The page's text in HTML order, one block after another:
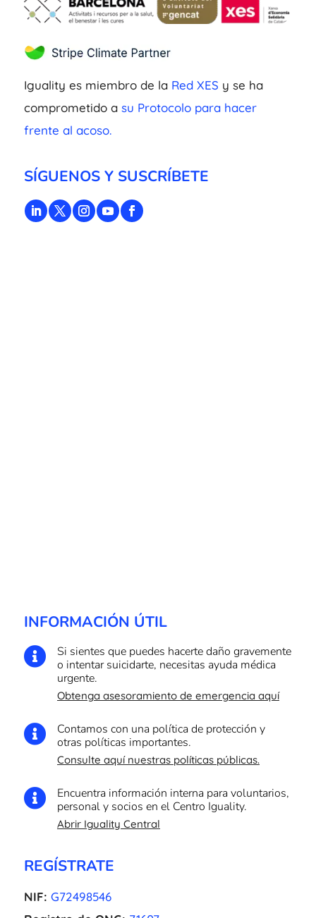
Iguality es miembro de la Red XES y se ha
comprometido a su Protocolo para hacer
frente al acoso.
SÍGUENOS Y SUSCRÍBETE
INFORMACIÓN ÚTIL

Si sientes que puedes hacerte daño gravemente
o intentar suicidarte, necesitas ayuda médica
urgente.
Obtenga asesoramiento de emergencia aquí

Contamos con una política de protección y
otras políticas importantes.
Consulte aquí nuestras políticas públicas.

Encuentra información interna para voluntarios,
personal y socios en el Centro Iguality.
Abrir Iguality Central
REGÍSTRATE
NIF: G72498546